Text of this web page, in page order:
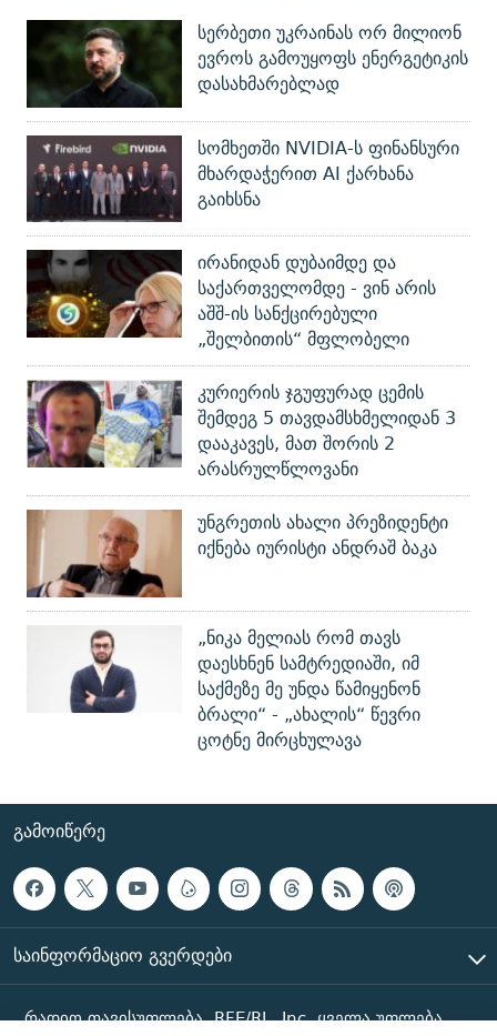
სერბეთი უკრაინას ორ მილიონ
ევროს გამოუყოფს ენერგეტიკის
დასახმარებლად
სომხეთში NVIDIA-ს ფინანსური
მხარდაჭერით AI ქარხანა
გაიხსნა
ირანიდან დუბაიმდე და
საქართველომდე - ვინ არის
აშშ-ის სანქცირებული
„შელბითის“ მფლობელი
კურიერის ჯგუფურად ცემის
შემდეგ 5 თავდამსხმელიდან 3
დააკავეს, მათ შორის 2
არასრულწლოვანი
უნგრეთის ახალი პრეზიდენტი
იქნება იურისტი ანდრაშ ბაკა
„ნიკა მელიას რომ თავს
დაესხნენ სამტრედიაში, იმ
საქმეზე მე უნდა წამიყენონ
ბრალი“ - „ახალის“ წევრი
ცოტნე მირცხულავა
ᲒᲐᲛᲝᲘᲬᲔᲠᲔ
ᲡᲐᲘᲜᲤᲝᲠᲛᲐᲪᲘᲝ ᲒᲕᲔᲠᲓᲔᲑᲘ
რადიო თავისუფლება, RFE/RL, Inc. ყველა უფლება